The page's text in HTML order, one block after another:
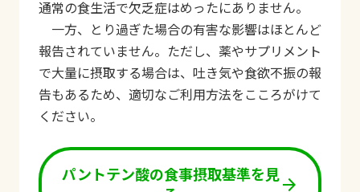
通常の食生活で欠乏症はめったにありません。
一方、とり過ぎた場合の有害な影響はほとんど
報告されていません。ただし、薬やサプリメント
で大量に摂取する場合は、吐き気や食欲不振の報
告もあるため、適切なご利用方法をこころがけて
ください。
パントテン酸の食事摂取基準を見 arrow_forward